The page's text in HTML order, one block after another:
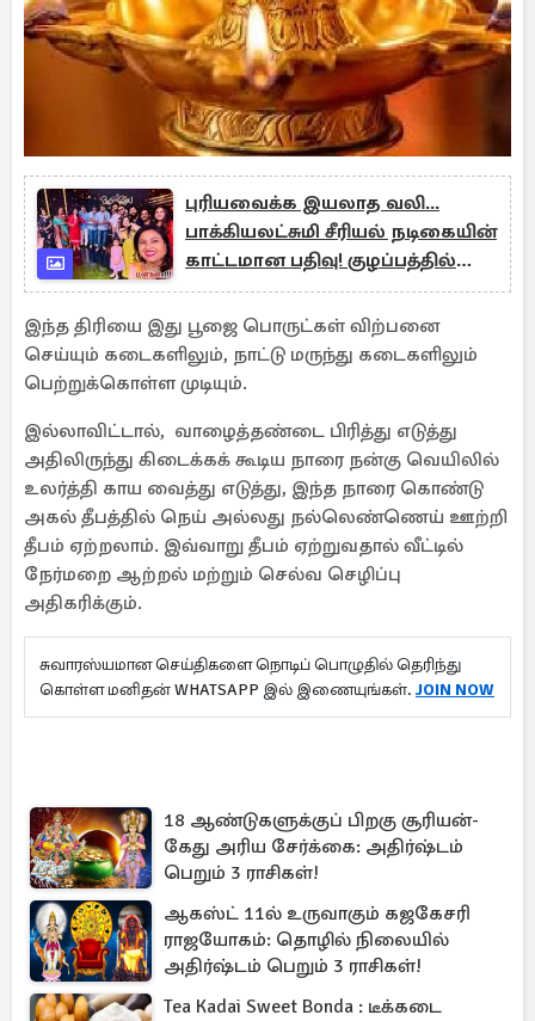
புரியவைக்க இயலாத வலி...
பாக்கியலட்சுமி சீரியல் நடிகையின்
காட்டமான பதிவு! குழப்பத்தில்
ரசிகர்கள்
இந்த திரியை இது பூஜை பொருட்கள் விற்பனை
செய்யும் கடைகளிலும், நாட்டு மருந்து கடைகளிலும்
பெற்றுக்கொள்ள முடியும்.
இல்லாவிட்டால், வாழைத்தண்டை பிரித்து எடுத்து
அதிலிருந்து கிடைக்கக் கூடிய நாரை நன்கு வெயிலில்
உலர்த்தி காய வைத்து எடுத்து, இந்த நாரை கொண்டு
அகல் தீபத்தில் நெய் அல்லது நல்லெண்ணெய் ஊற்றி
தீபம் ஏற்றலாம். இவ்வாறு தீபம் ஏற்றுவதால் வீட்டில்
நேர்மறை ஆற்றல் மற்றும் செல்வ செழிப்பு
அதிகரிக்கும்.
சுவாரஸ்யமான செய்திகளை நொடிப் பொழுதில் தெரிந்து
கொள்ள மனிதன் WHATSAPP இல் இணையுங்கள்.JOIN NOW
18 ஆண்டுகளுக்குப் பிறகு சூரியன்-
கேது அரிய சேர்க்கை: அதிர்ஷ்டம்
பெறும் 3 ராசிகள்!
ஆகஸ்ட் 11ல் உருவாகும் கஜகேசரி
ராஜயோகம்: தொழில் நிலையில்
அதிர்ஷ்டம் பெறும் 3 ராசிகள்!
Tea Kadai Sweet Bonda : டீக்கடை